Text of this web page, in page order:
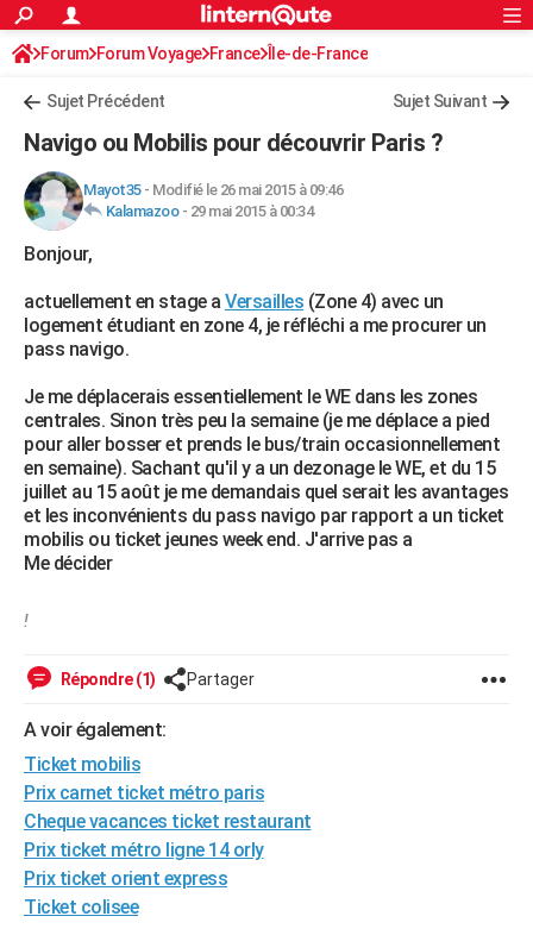
ACTUALITÉS
Politique
Société
Faits Divers
Education
Monde
Villes
+
FINANCE
Retraite
Impôts
Epargne
Immobilier
Risques naturels par ville
Banque
Assurance
Crédit
AUTO
Essais
Réserver un essai
Citadines
Berlines
SUV
Forum auto
+HIGH-TECH
Mobiles
Meilleur smartphone
Internet
Ordinateurs
Jeux vidéo
Guide high-tech
+BRICOLAGE
Forum
Aménagement intérieur
Extérieur
Cuisine
Salle de bains
Jardinage
Rangement
Guides de France
Escapades
Patrimoine
Expositions
Musées
Week-end nature
LIFESTYLE
Art de vivre
Bien-être
Loisirs
ModeModes de vie
SANTE
Alimentation
Guide de la santé
Maladies
Médicaments
Sommeil
VOYAGE
Destinations
City break
Voyage nature
Voyage de noces
Forum
Climat
+PHOTO
GUIDES D'ACHAT
DICTIONNAIRE
Dictionnaire
Biographies
Citations
Expressions
Proverbes
PROGRAMME TV
COPAINS D'AVANT
S'inscrire
Se connecter
Lycées
Collèges
Primaires
Universités
Entreprises
Service militaire
Avis de recherche
AVIS DE DÉCÈS
S'inscrire
Connexion
Forum Forum Voyage France Île-de-France
Sujet Précédent Sujet Suivant
Navigo ou Mobilis pour découvrir Paris ?
Mayot35- Modifié le 26 mai 2015 à 09:46
Kalamazoo- 29 mai 2015 à 00:34
Bonjour,
actuellement en stage a Versailles (Zone 4) avec un
logement étudiant en zone 4, je réfléchi a me procurer un
pass navigo.
Je me déplacerais essentiellement le WE dans les zones
centrales. Sinon très peu la semaine (je me déplace a pied
pour aller bosser et prends le bus/train occasionnellement
en semaine). Sachant qu'il y a un dezonage le WE, et du 15
juillet au 15 août je me demandais quel serait les avantages
et les inconvénients du pass navigo par rapport a un ticket
mobilis ou ticket jeunes week end. J'arrive pas a
Me décider
!
Répondre (1) Partager
A voir également:
Ticket mobilis
Prix carnet ticket métro paris
Cheque vacances ticket restaurant
Prix ticket métro ligne 14 orly
Prix ticket orient express
Ticket colisee